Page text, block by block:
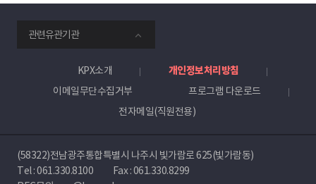
겨
주
세
요
관련유관기관
KPX소개
개인정보처리방침
이메일무단수집거부
프로그램 다운로드
전자메일(직원전용)
(58322)전남광주통합특별시 나주시 빛가람로 625(빛가람동)
Tel :061.330.8100
Fax : 061.330.8299